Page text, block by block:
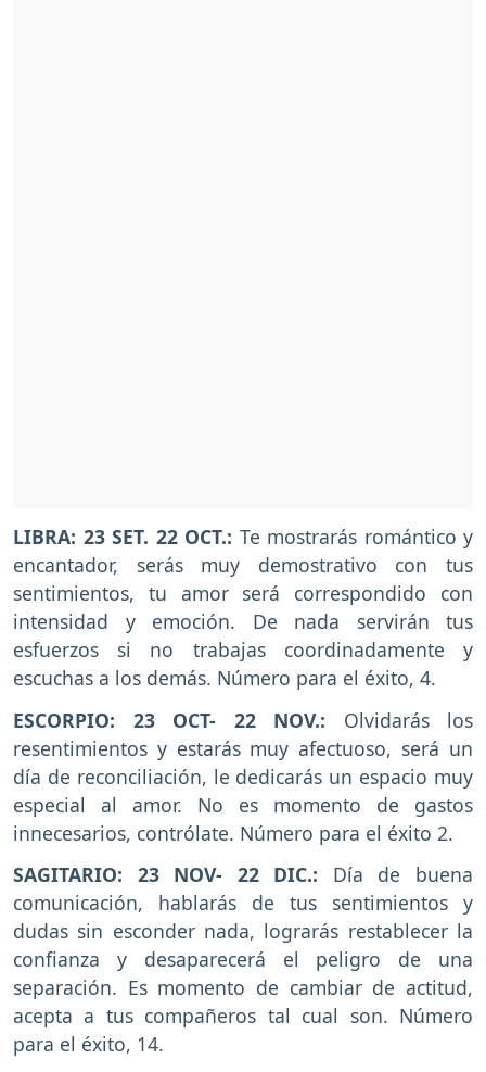
LIBRA: 23 SET. 22 OCT.: Te mostrarás romántico y
encantador, serás muy demostrativo con tus
sentimientos, tu amor será correspondido con
intensidad y emoción. De nada servirán tus
esfuerzos si no trabajas coordinadamente y
escuchas a los demás. Número para el éxito, 4.
ESCORPIO:
23 OCT- 22 NOV.: Olvidarás los
resentimientos y estarás muy afectuoso, será un
día de reconciliación, le dedicarás un espacio muy
especial al amor. No es momento de gastos
innecesarios, contrólate. Número para el éxito 2.
SAGITARIO:
23 NOV- 22 DIC.: Día de buena
comunicación, hablarás de tus sentimientos y
dudas sin esconder nada, lograrás restablecer la
confianza y desaparecerá el peligro de una
separación. Es momento de cambiar de actitud,
acepta a tus compañeros tal cual son. Número
para el éxito, 14.